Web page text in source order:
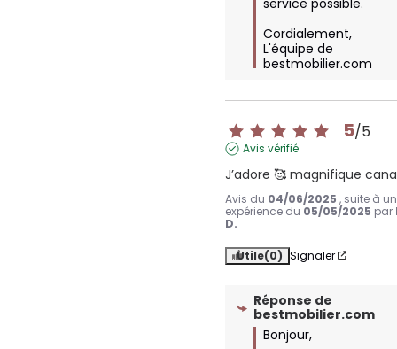
Cordialement,
L'équipe de
bestmobilier.com
5/5
Avis vérifié
J’adore 🥰 magnifique
Avis du 04/06/2025 , suite à
expérience du 05/05/2025 par
D.
Utile(0) Signaler
Réponse de
bestmobilier.com
Bonjour,